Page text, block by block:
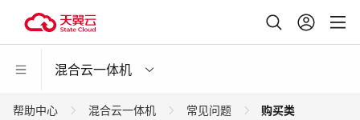
混合云一体机
帮助中心 混合云一体机 常见问题 购买类